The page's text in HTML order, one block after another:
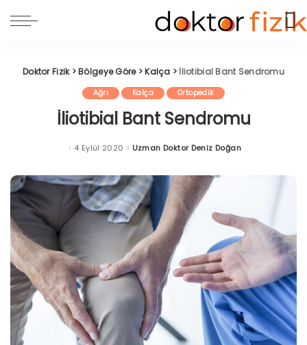
Doktor Fizik>Bölgeye Göre>Kalça > İliotibial Bant Sendromu
Ağrı Kalça Ortopedik
İliotibial Bant Sendromu
4 Eylül 2020 Posted
Uzman Doktor Deniz Doğan